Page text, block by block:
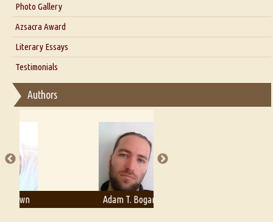
Interview with Dr. Santosh Kumar
Interview with Azsacra Zarathustra
Interview with Alka Narula
Interview with D Everett Newell
Interview with Sweta Srivastava Vikram
Photo Gallery
Azsacra Award
Literary Essays
Thoughts on Literary Criticism
Essay on Bilingualism
Essay on Multilingual
A Literary Critic's Lament... for fellow book reviewers, authors and
Testimonials
Authors
Adam T. Bogar